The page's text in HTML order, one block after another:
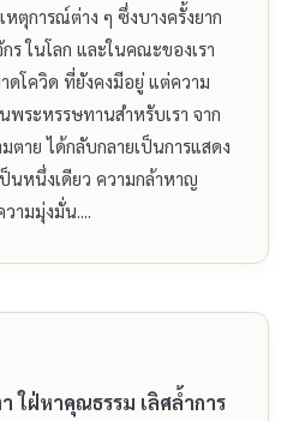
ตุการณ์​ต่าง​ ๆ​ ซึ่ง​บาง​ครั้ง​ยาก​
ร​ ใน​โลก​ และ​ใน​คณะ​ของเรา​
ด​โควิด​ ที่​ยังคง​มี​อยู่​ แต่​ความ​
พระหรรษทาน​สำหรับ​เรา​ จาก​
ตาย​ ได้​กลับกลาย​เป็น​การ​แสดง​
น​หนึ่ง​เดียว​ ความ​กล้าหาญ​
าม​มุ่งมั่น....
ใฝ่หา​คุณธรรม​ เลิศล้ำ​การ